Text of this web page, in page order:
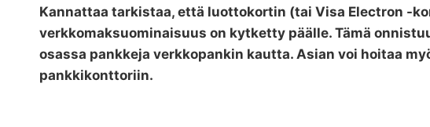
Kannattaa tarkistaa, että luottokortin (tai Visa Electron -
verkkomaksuominaisuus on kytketty päälle. Tämä
osassa pankkeja verkkopankin kautta. Asian voi hoitaa
pankkikonttoriin.